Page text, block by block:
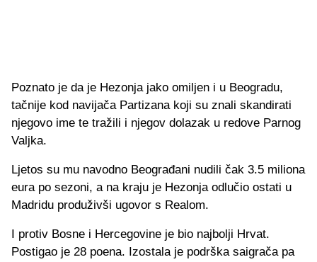
Poznato je da je Hezonja jako omiljen i u Beogradu,
tačnije kod navijača Partizana koji su znali skandirati
njegovo ime te tražili i njegov dolazak u redove Parnog
Valjka.
Ljetos su mu navodno Beograđani nudili čak 3.5 miliona
eura po sezoni, a na kraju je Hezonja odlučio ostati u
Madridu produživši ugovor s Realom.
I protiv Bosne i Hercegovine je bio najbolji Hrvat.
Postigao je 28 poena. Izostala je podrška saigrača pa